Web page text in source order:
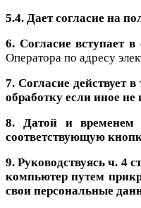
5.4. Дает согласие на
6. Согласие вступает
Оператора по адресу
7. Согласие действует
обработку если иное
8. Датой и временем
соответствующую
9. Руководствуясь ч. 4
компьютер путем
свои персональные